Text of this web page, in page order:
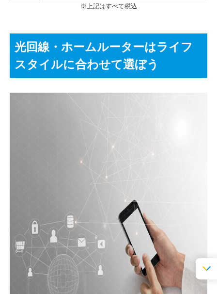
※上記はすべて税込
光回線・ホームルーターはライフ
スタイルに合わせて選ぼう